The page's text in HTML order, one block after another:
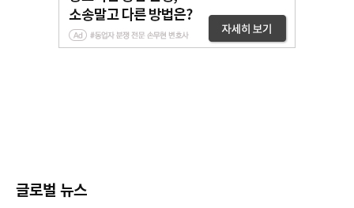
글로벌 뉴스